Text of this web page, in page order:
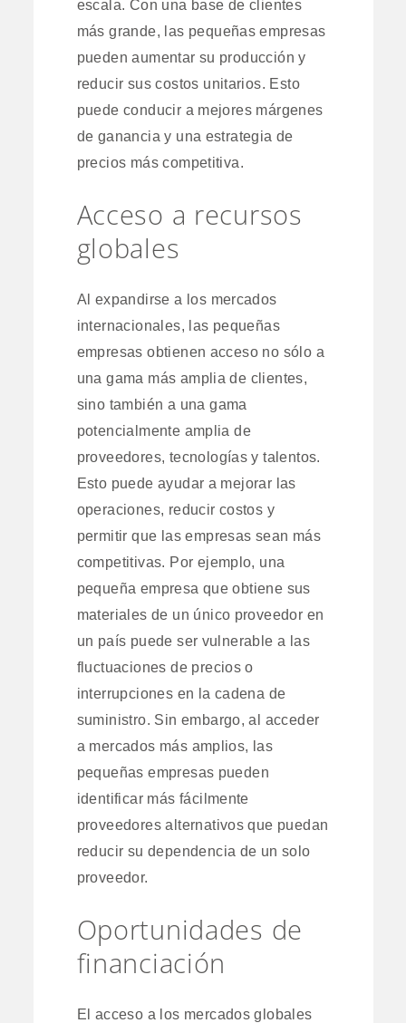
escala. Con una base de clientes
más grande, las pequeñas empresas
pueden aumentar su producción y
reducir sus costos unitarios. Esto
puede conducir a mejores márgenes
de ganancia y una estrategia de
precios más competitiva.
Acceso a recursos
globales
Al expandirse a los mercados
internacionales, las pequeñas
empresas obtienen acceso no sólo a
una gama más amplia de clientes,
sino también a una gama
potencialmente amplia de
proveedores, tecnologías y talentos.
Esto puede ayudar a mejorar las
operaciones, reducir costos y
permitir que las empresas sean más
competitivas. Por ejemplo, una
pequeña empresa que obtiene sus
materiales de un único proveedor en
un país puede ser vulnerable a las
fluctuaciones de precios o
interrupciones en la cadena de
suministro. Sin embargo, al acceder
a mercados más amplios, las
pequeñas empresas pueden
identificar más fácilmente
proveedores alternativos que puedan
reducir su dependencia de un solo
proveedor.
Oportunidades de
financiación
El acceso a los mercados globales